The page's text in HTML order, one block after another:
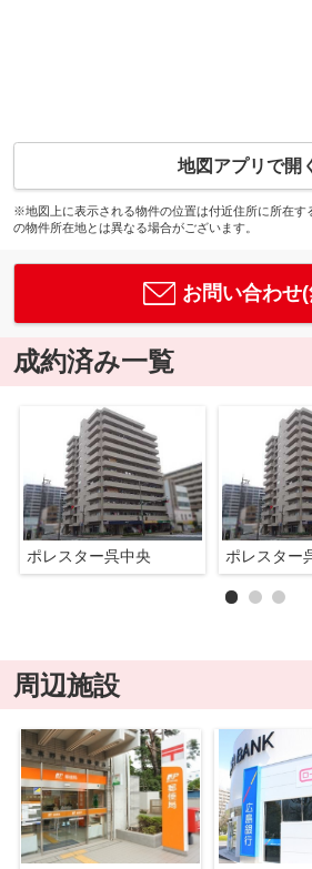
地図アプリで開
※地図上に表示される物件の位置は付近住所に所在す
の物件所在地とは異なる場合がございます。
お問い合わせ
成約済み一覧
ポレスター呉中央 ポレスター
周辺施設